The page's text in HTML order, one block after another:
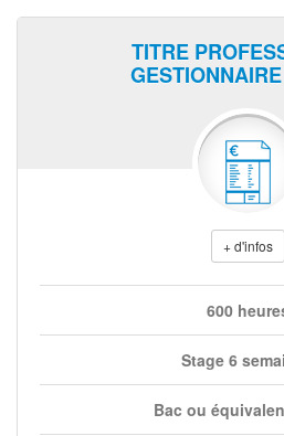
TITRE
+ d'infos
600
Stage 6
Bac ou